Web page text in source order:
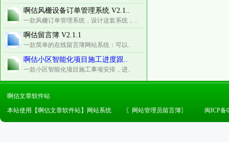
啊估风栅设备订单管理系统 V2.1..
一款风栅订单管理系统，设计这套系统，..
啊估留言簿 V2.1.1
一款简单的在线留言簿网站系统：可以..
啊估小区智能化项目施工进度跟..
一款小区智能化项目施工事项安排，进..
啊估文章软件站
本站使用【啊估文章软件站】网站系统
〖 网站管理员留言簿〗 闽ICP备